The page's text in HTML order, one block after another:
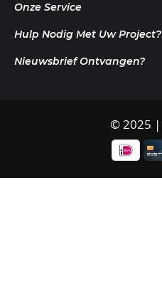
Onze Service
Hulp Nodig Met Uw Project?
Nieuwsbrief Ontvangen?
© 2025 |